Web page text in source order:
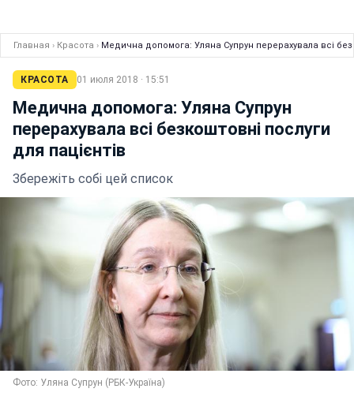
Главная › Красота › Медична допомога: Уляна Супрун перерахувала всі
КРАСОТА 01 июля 2018 · 15:51
Медична допомога: Уляна Супрун
перерахувала всі безкоштовні послуги
для пацієнтів
Збережіть собі цей список
Фото: Уляна Супрун (РБК-Україна)